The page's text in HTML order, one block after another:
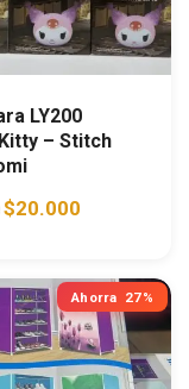
LY200
– Stitch
Original price was:
$20.000
Ahorra 27%